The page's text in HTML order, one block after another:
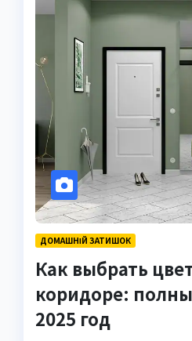
ДОМАШНІЙ ЗАТИШОК
Как выбрать
коридоре:
2025 год